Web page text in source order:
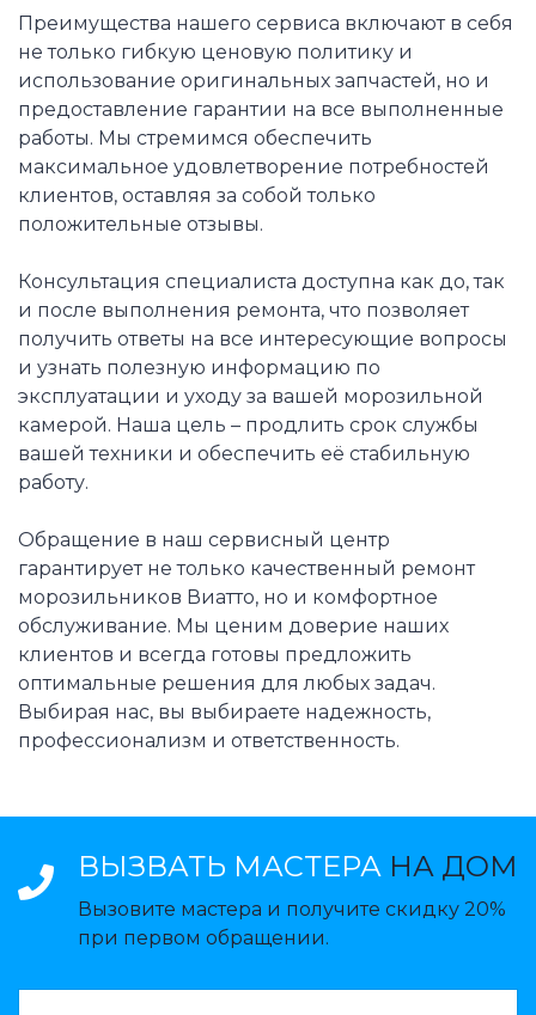
Преимущества нашего сервиса включают в себя
не только гибкую ценовую политику и
использование оригинальных запчастей, но и
предоставление гарантии на все выполненные
работы. Мы стремимся обеспечить
максимальное удовлетворение потребностей
клиентов, оставляя за собой только
положительные отзывы.
Консультация специалиста доступна как до, так
и после выполнения ремонта, что позволяет
получить ответы на все интересующие вопросы
и узнать полезную информацию по
эксплуатации и уходу за вашей морозильной
камерой. Наша цель – продлить срок службы
вашей техники и обеспечить её стабильную
работу.
Обращение в наш сервисный центр
гарантирует не только качественный ремонт
морозильников Виатто, но и комфортное
обслуживание. Мы ценим доверие наших
клиентов и всегда готовы предложить
оптимальные решения для любых задач.
Выбирая нас, вы выбираете надежность,
профессионализм и ответственность.
ВЫЗВАТЬ МАСТЕРА НА ДОМ
Вызовите мастера и получите скидку 20%
при первом обращении.